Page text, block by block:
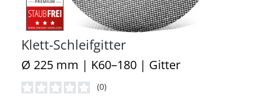
Klett-Schleifgitter
Ø 225 mm | K60–180 | Gitter
(0)